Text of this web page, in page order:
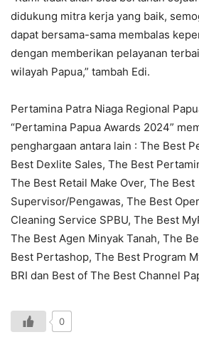
didukung mitra kerja yang baik,
dapat bersama-sama membalas
dengan memberikan pelayanan
wilayah Papua,” tambah Edi.
Pertamina Patra Niaga Regional
“Pertamina Papua Awards 2024”
penghargaan antara lain : The Best
Best Dexlite Sales, The Best
The Best Retail Make Over, The Best
Supervisor/Pengawas, The Best
Cleaning Service SPBU, The Best
The Best Agen Minyak Tanah, The
Best Pertashop, The Best Program
BRI dan Best of The Best Channel
0